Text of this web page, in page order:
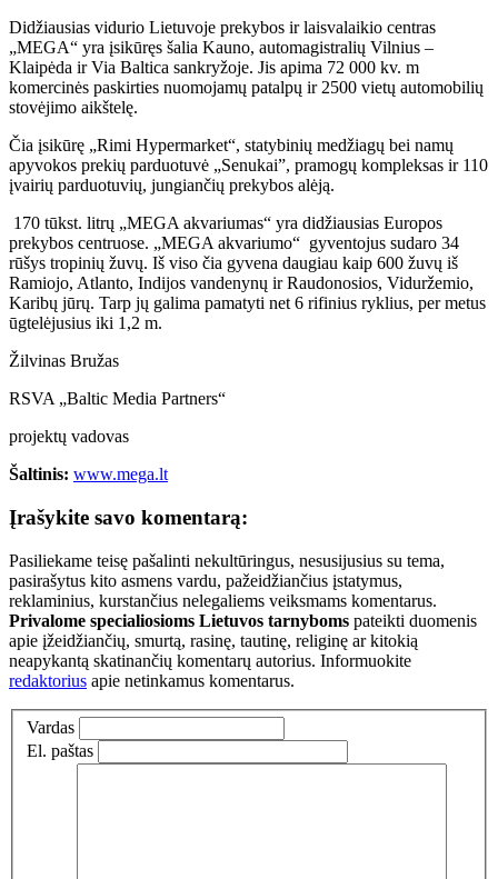
Didžiausias vidurio Lietuvoje prekybos ir laisvalaikio centras
„MEGA“ yra įsikūręs šalia Kauno, automagistralių Vilnius –
Klaipėda ir Via Baltica sankryžoje. Jis apima 72 000 kv. m
komercinės paskirties nuomojamų patalpų ir 2500 vietų automobilių
stovėjimo aikštelę.
Čia įsikūrę „Rimi Hypermarket“, statybinių medžiagų bei namų
apyvokos prekių parduotuvė „Senukai”, pramogų kompleksas ir 110
įvairių parduotuvių, jungiančių prekybos alėją.
170 tūkst. litrų „MEGA akvariumas“ yra didžiausias Europos
prekybos centruose. „MEGA akvariumo“ gyventojus sudaro 34
rūšys tropinių žuvų. Iš viso čia gyvena daugiau kaip 600 žuvų iš
Ramiojo, Atlanto, Indijos vandenynų ir Raudonosios, Viduržemio,
Karibų jūrų. Tarp jų galima pamatyti net 6 rifinius ryklius, per metus
ūgtelėjusius iki 1,2 m.
Žilvinas Bružas
RSVA „Baltic Media Partners“
projektų vadovas
Šaltinis: www.mega.lt
Įrašykite savo komentarą:
Pasiliekame teisę pašalinti nekultūringus, nesusijusius su tema,
pasirašytus kito asmens vardu, pažeidžiančius įstatymus,
reklaminius, kurstančius nelegaliems veiksmams komentarus.
Privalome specialiosioms Lietuvos tarnyboms pateikti duomenis
apie įžeidžiančių, smurtą, rasinę, tautinę, religinę ar kitokią
neapykantą skatinančių komentarų autorius. Informuokite
redaktorius apie netinkamus komentarus.
Vardas
El. paštas